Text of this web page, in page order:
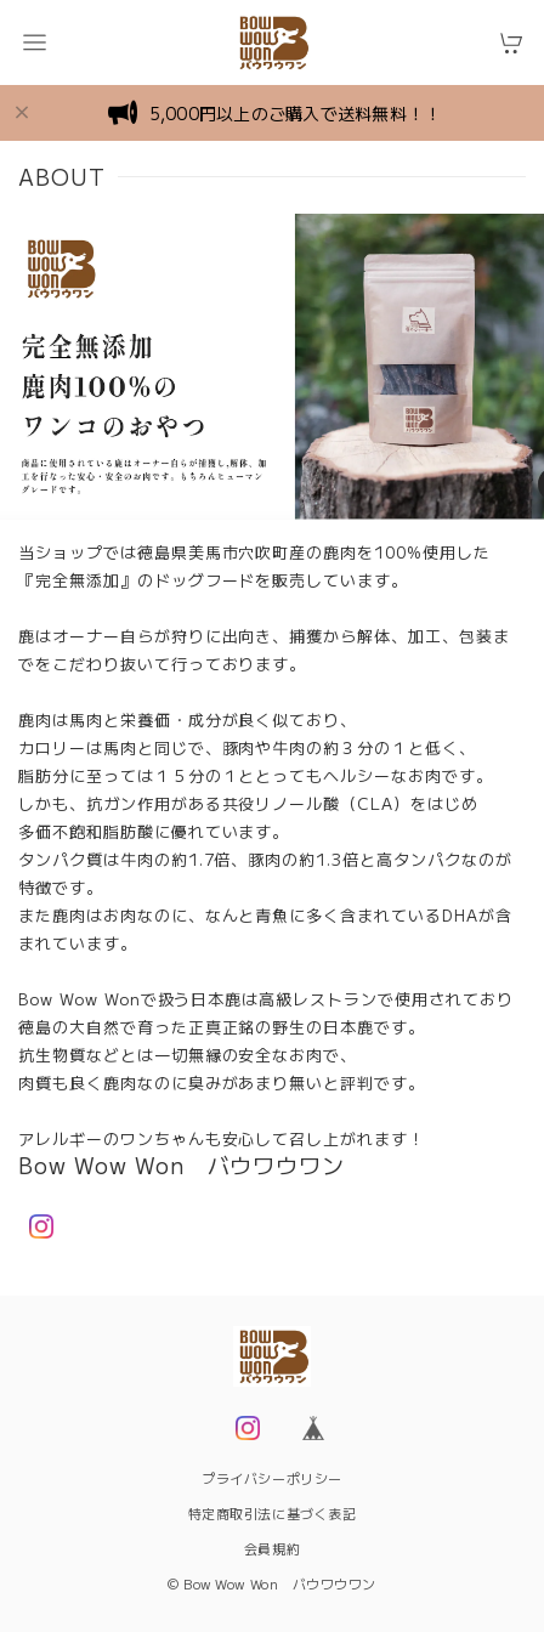
5,000円以上のご購入で送料無料！！
ABOUT
当ショップでは徳島県美馬市穴吹町産の鹿肉を100%使用した
『完全無添加』のドッグフードを販売しています。
鹿はオーナー自らが狩りに出向き、捕獲から解体、加工、包装ま
でをこだわり抜いて行っております。
鹿肉は馬肉と栄養価・成分が良く似ており、
カロリーは馬肉と同じで、豚肉や牛肉の約３分の１と低く、
脂肪分に至っては１５分の１ととってもヘルシーなお肉です。
しかも、抗ガン作用がある共役リノール酸（CLA）をはじめ
多価不飽和脂肪酸に優れています。
タンパク質は牛肉の約1.7倍、豚肉の約1.3倍と高タンパクなのが
特徴です。
また鹿肉はお肉なのに、なんと青魚に多く含まれているDHAが含
まれています。
Bow Wow Wonで扱う日本鹿は高級レストランで使用されており
徳島の大自然で育った正真正銘の野生の日本鹿です。
抗生物質などとは一切無縁の安全なお肉で、
肉質も良く鹿肉なのに臭みがあまり無いと評判です。
アレルギーのワンちゃんも安心して召し上がれます！
Bow Wow Won バウワウワン
プライバシーポリシー
特定商取引法に基づく表記
会員規約
© Bow Wow Won バウワウワン